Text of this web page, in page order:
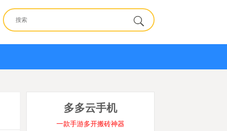
多多云手机
一款手游多开搬砖神器